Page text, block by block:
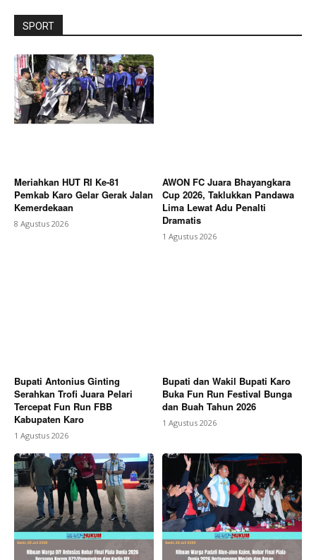
SPORT
Meriahkan HUT RI Ke-81
Pemkab Karo Gelar Gerak Jalan
Kemerdekaan
8 Agustus 2026
AWON FC Juara Bhayangkara
Cup 2026, Taklukkan Pandawa
Lima Lewat Adu Penalti
Dramatis
1 Agustus 2026
Bupati Antonius Ginting
Serahkan Trofi Juara Pelari
Tercepat Fun Run FBB
Kabupaten Karo
1 Agustus 2026
Bupati dan Wakil Bupati Karo
Buka Fun Run Festival Bunga
dan Buah Tahun 2026
1 Agustus 2026